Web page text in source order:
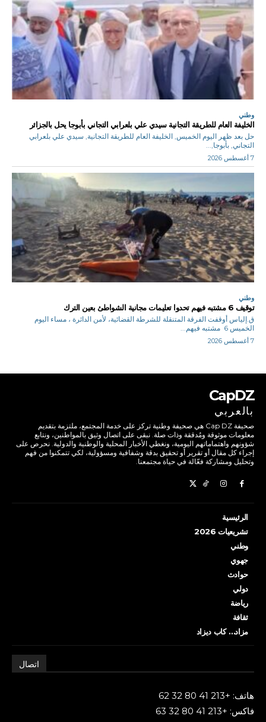
وطني
الخليفة العام للطريقة التجانية سيدي علي بلعرابي التجاني بأبوجا يحل بالجزائر
حل بعد ظهر اليوم الخميس, الخليفة العام للطريقة التجانية, سيدي علي بلعرابي
التجاني, بأبوجا,...
7 أغسطس 2026
وطني
توقيف 6 مشتبه فيهم تحدوا تعليمات مجانية الشواطئ بعين الترك
ق.إلياس أوقفت الفرقة المتنقلة للشرطة القضائية، لأمن الدائرة ، مساء اليوم
الخميس 6 مشتبه فيهم...
7 أغسطس 2026
CapDZ
بالعربي
صحيفة Cap DZ هي صحيفة وطنية تركز على خدمة المجتمع، ملتزمة بتقديم
معلومات موثوقة ومُدققة وذات صلة. نبقى على اتصال وثيق بالمواطنين، ونتابع
شؤونهم واهتماماتهم اليومية، ونغطي الأخبار المحلية والوطنية والدولية. نحرص على
إجراء كل مقال أو تقرير أو تحقيق بدقة وشفافية ومسؤولية، لكي تتمكنوا من فهم
وتحليل ومشاركة فعّالة في حياة مجتمعنا.
الرئيسية
تشريعيات 2026
وطني
جهوي
حوادث
دولي
رياضة
ثقافة
مزاد… كاب ديزاد
اتصال
هاتف: +213 41 80 32 62
فاكس: +213 41 80 32 63